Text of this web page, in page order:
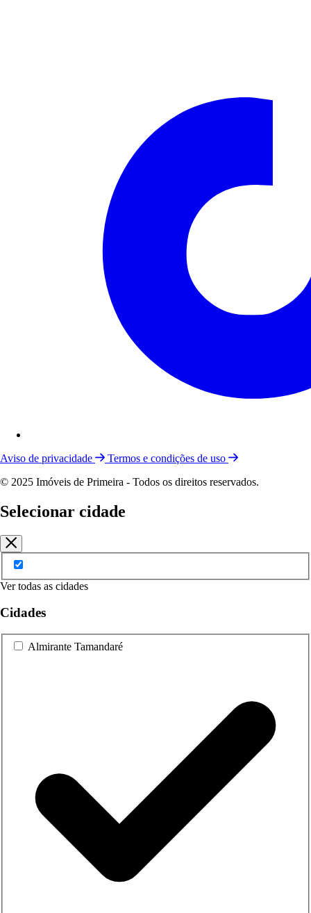
Aviso de privacidade
Termos e condições de uso
© 2025 Imóveis de Primeira - Todos os direitos reservados.
Selecionar cidade
Ver todas as cidades
Cidades
Almirante Tamandaré